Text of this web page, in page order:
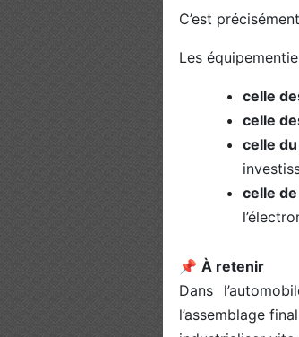
C’est
Les
celle
celle
celle
celle
📌 À retenir
Dans
l’assemblage